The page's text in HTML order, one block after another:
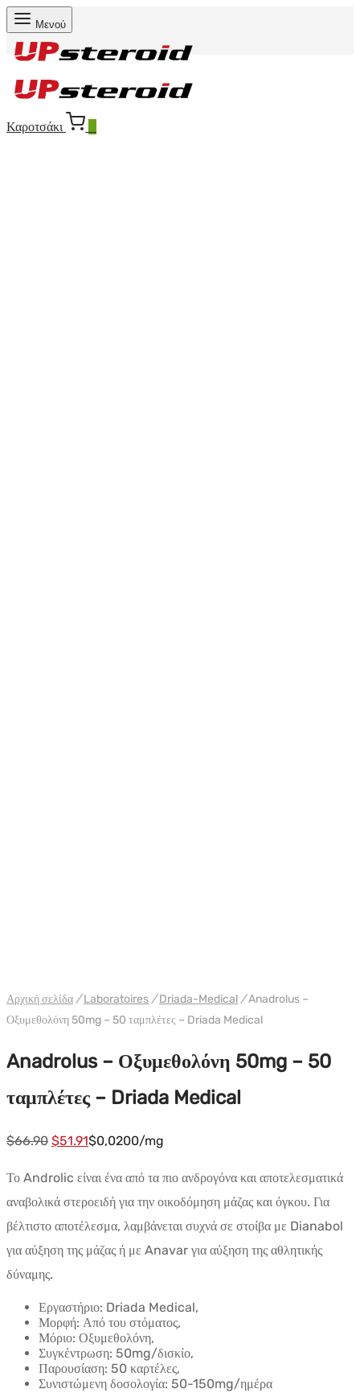
Μενού
Καροτσάκι
Αρχική σελίδα / Laboratoires / Driada-Medical /Anadrolus –
Οξυμεθολόνη 50mg – 50 ταμπλέτες – Driada Medical
Anadrolus – Οξυμεθολόνη 50mg – 50
ταμπλέτες – Driada Medical
$66.90 Αρχική
$51.91Η
είναι:
$51.91.
$0,0200/mg
Το Androlic είναι ένα από τα πιο ανδρογόνα και αποτελεσματικά
αναβολικά στεροειδή για την οικοδόμηση μάζας και όγκου. Για
βέλτιστο αποτέλεσμα, λαμβάνεται συχνά σε στοίβα με Dianabol
για αύξηση της μάζας ή με Anavar για αύξηση της αθλητικής
δύναμης.
Εργαστήριο: Driada Medical,
Μορφή: Από του στόματος,
Μόριο: Οξυμεθολόνη,
Συγκέντρωση: 50mg/δισκίο,
Παρουσίαση: 50 καρτέλες,
Συνιστώμενη δοσολογία: 50-150mg/ημέρα